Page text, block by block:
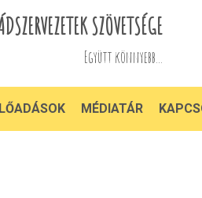
SZÖVETSÉGE
Együtt könnyebb...
MÉDIATÁR